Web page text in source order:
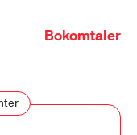
Bokomtaler